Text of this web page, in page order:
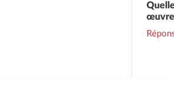
œuvre